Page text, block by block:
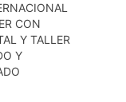
CON
Y TALLER
Y